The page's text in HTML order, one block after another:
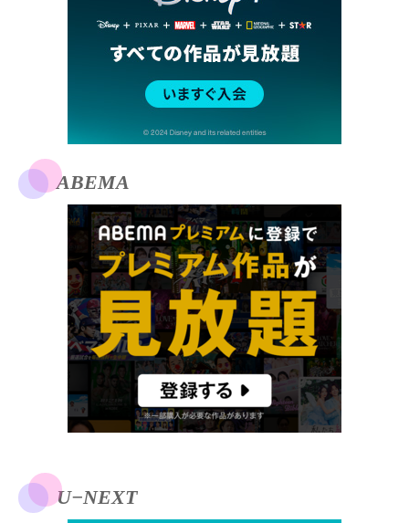
ABEMA
U−NEXT